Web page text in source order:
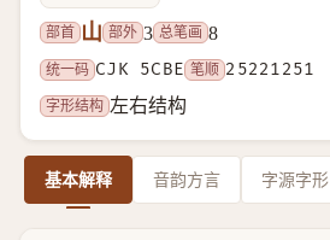
部首 山 部外 3 总笔画 8
统一码 CJK 5CBE 笔顺 25221251
字形结构 左右结构
基本解释 音韵方言 字源字形